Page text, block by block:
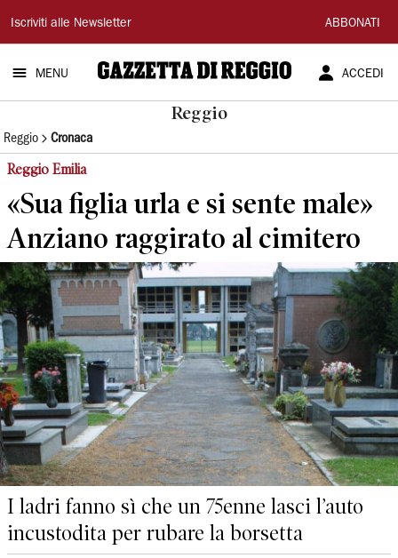
Gazzetta
di
Reggio
Iscriviti alle Newsletter ABBONATI
MENU ACCEDI
Reggio
Reggio Cronaca
Reggio Emilia
«Sua figlia urla e si sente male»
Anziano raggirato al cimitero
I ladri fanno sì che un 75enne lasci l’auto
incustodita per rubare la borsetta